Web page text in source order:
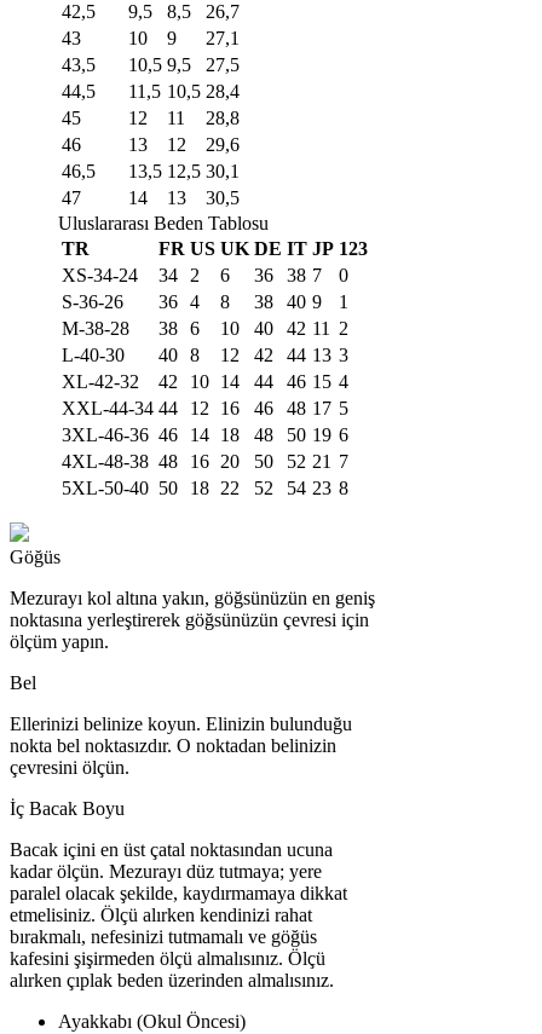
42,5
9,5 8,5
26,7
43
10 9
27,1
43,5
10,5 9,5
27,5
44,5
11,5 10,5 28,4
45
12 11
28,8
46
13 12
29,6
46,5
13,5 12,5 30,1
47
14 13
30,5
Uluslararası Beden Tablosu
TR
FR US UK DE IT JP 123
XS-34-24
34 2 6 36 38 7
0
S-36-26
36 4 8 38 40 9
1
M-38-28
38 6 10 40 42 11
2
L-40-30
40 8 12 42 44 13 3
XL-42-32
42 10 14 44 46 15 4
XXL-44-34 44 12 16 46 48 17 5
3XL-46-36 46 14 18 48 50 19 6
4XL-48-38 48 16 20 50 52 21 7
5XL-50-40 50 18 22 52 54 23 8
Göğüs
Mezurayı kol altına yakın, göğsünüzün en geniş
noktasına yerleştirerek göğsünüzün çevresi için
ölçüm yapın.
Bel
Ellerinizi belinize koyun. Elinizin bulunduğu
nokta bel noktasızdır. O noktadan belinizin
çevresini ölçün.
İç Bacak Boyu
Bacak içini en üst çatal noktasından ucuna
kadar ölçün. Mezurayı düz tutmaya; yere
paralel olacak şekilde, kaydırmamaya dikkat
etmelisiniz. Ölçü alırken kendinizi rahat
bırakmalı, nefesinizi tutmamalı ve göğüs
kafesini şişirmeden ölçü almalısınız. Ölçü
alırken çıplak beden üzerinden almalısınız.
Ayakkabı (Okul Öncesi)